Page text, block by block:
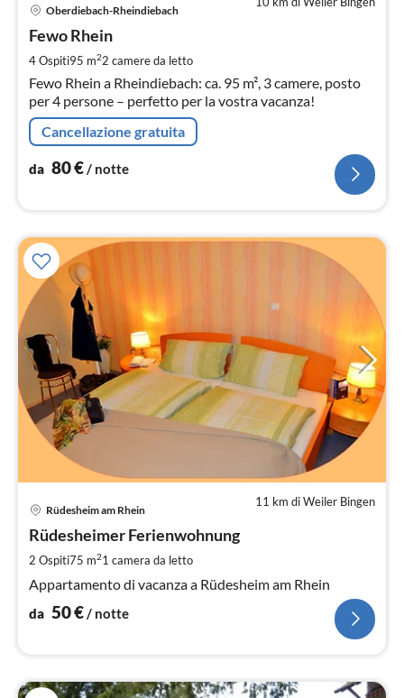
Oberdiebach-Rheindiebach
Fewo Rhein
4 Ospiti95 m22 camere da letto
Fewo Rhein a Rheindiebach: ca. 95 m², 3 camere, posto
per 4 persone – perfetto per la vostra vacanza!
Cancellazione gratuita
da 80€/ notte
11 km di Weiler Bingen
Rüdesheim am Rhein
Rüdesheimer Ferienwohnung
2 Ospiti75 m21 camera da letto
Appartamento di vacanza a Rüdesheim am Rhein
da 50€/ notte